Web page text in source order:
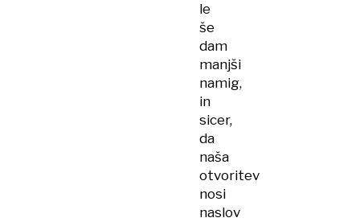
le
še
dam
manjši
namig,
in
sicer,
da
naša
otvoritev
nosi
naslov